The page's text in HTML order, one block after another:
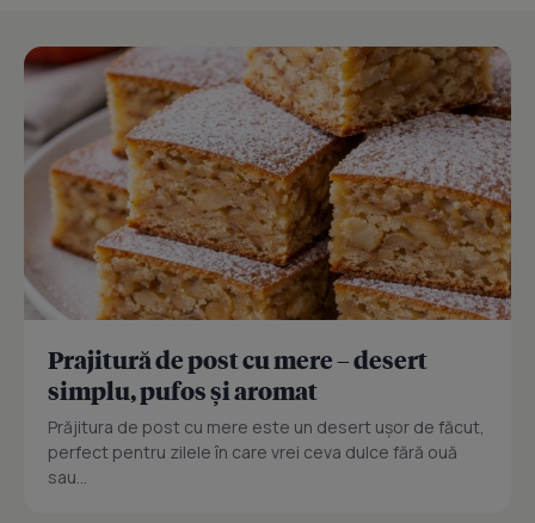
Prajitură de post cu mere – desert
simplu, pufos și aromat
Prăjitura de post cu mere este un desert ușor de făcut,
perfect pentru zilele în care vrei ceva dulce fără ouă
sau...